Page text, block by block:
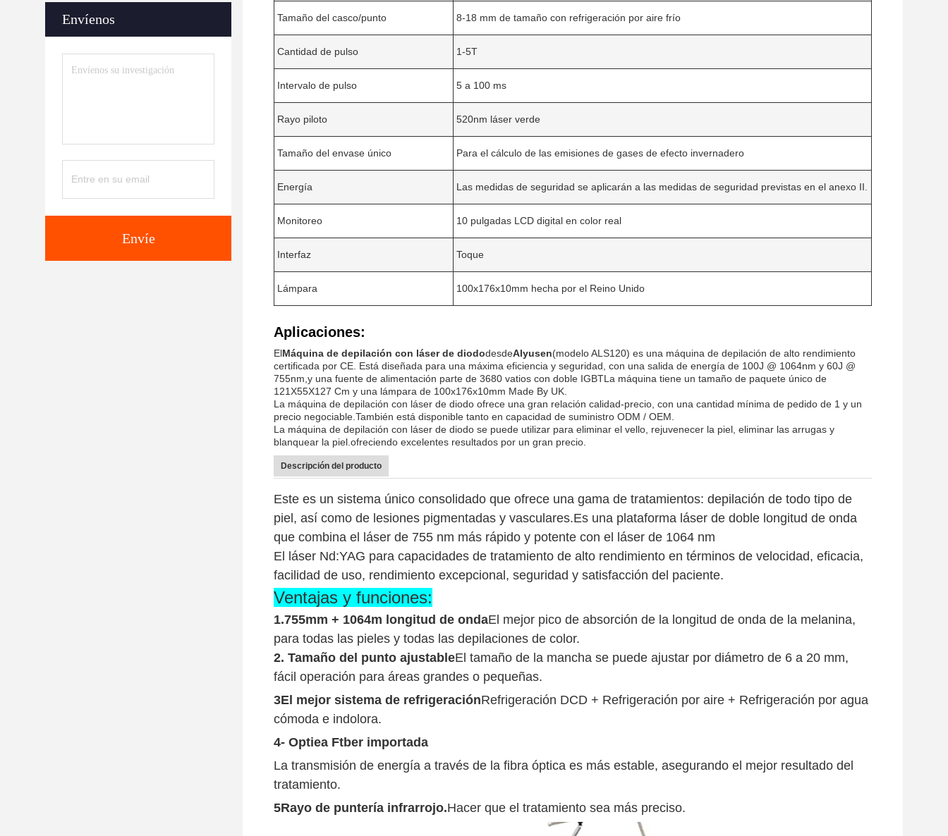
¡Te llamaremos pronto!
Envíenos
Envíe
Tamaño del casco/punto 8-18 mm de tamaño con refrigeración por aire frío
Cantidad de pulso 1-5T
Intervalo de pulso 5 a 100 ms
Rayo piloto 520nm láser verde
Tamaño del envase único Para el cálculo de las emisiones de gases de efecto invernadero
Energía Las medidas de seguridad se aplicarán a las medidas de seguridad previstas en el anexo II.
Monitoreo 10 pulgadas LCD digital en color real
Interfaz Toque
Lámpara 100x176x10mm hecha por el Reino Unido
Aplicaciones:
ElMáquina de depilación con láser de diododesdeAlyusen(modelo ALS120) es una máquina de depilación de alto rendimiento
certificada por CE. Está diseñada para una máxima eficiencia y seguridad, con una salida de energía de 100J @ 1064nm y 60J @
755nm,y una fuente de alimentación parte de 3680 vatios con doble IGBTLa máquina tiene un tamaño de paquete único de
121X55X127 Cm y una lámpara de 100x176x10mm Made By UK.
La máquina de depilación con láser de diodo ofrece una gran relación calidad-precio, con una cantidad mínima de pedido de 1 y un
precio negociable.También está disponible tanto en capacidad de suministro ODM / OEM.
La máquina de depilación con láser de diodo se puede utilizar para eliminar el vello, rejuvenecer la piel, eliminar las arrugas y
blanquear la piel.ofreciendo excelentes resultados por un gran precio.
Descripción del producto
Este es un sistema único consolidado que ofrece una gama de tratamientos: depilación de todo tipo de
piel, así como de lesiones pigmentadas y vasculares.Es una plataforma láser de doble longitud de onda
que combina el láser de 755 nm más rápido y potente con el láser de 1064 nm
El láser Nd:YAG para capacidades de tratamiento de alto rendimiento en términos de velocidad, eficacia,
facilidad de uso, rendimiento excepcional, seguridad y satisfacción del paciente.
Ventajas y funciones:
1.755mm + 1064m longitud de ondaEl mejor pico de absorción de la longitud de onda de la melanina,
para todas las pieles y todas las depilaciones de color.
2. Tamaño del punto ajustableEl tamaño de la mancha se puede ajustar por diámetro de 6 a 20 mm,
fácil operación para áreas grandes o pequeñas.
3El mejor sistema de refrigeraciónRefrigeración DCD + Refrigeración por aire + Refrigeración por agua
cómoda e indolora.
4- Optiea Ftber importada
La transmisión de energía a través de la fibra óptica es más estable, asegurando el mejor resultado del
tratamiento.
5Rayo de puntería infrarrojo.Hacer que el tratamiento sea más preciso.